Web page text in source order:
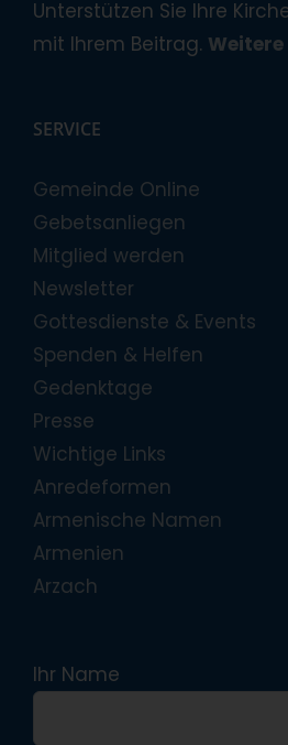
Unterstützen Sie Ihre
mit Ihrem Beitrag.
SERVICE
Gemeinde Online
Gebetsanliegen
Mitglied werden
Newsletter
Gottesdienste & Events
Spenden & Helfen
Gedenktage
Presse
Wichtige Links
Anredeformen
Armenische Namen
Armenien
Arzach
Ihr Name